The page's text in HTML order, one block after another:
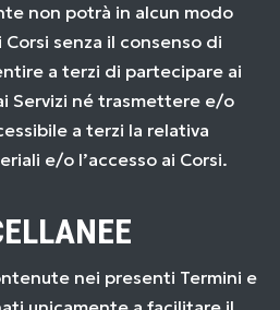
non potrà in alcun modo
senza il consenso di
a terzi di partecipare ai
Servizi né trasmettere e/o
a terzi la relativa
e/o l’accesso ai Corsi.
nei presenti Termini e